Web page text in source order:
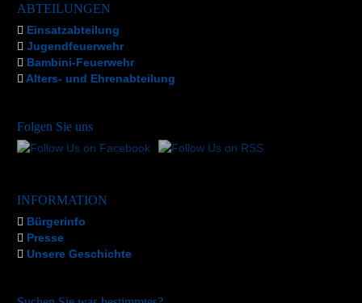
ABTEILUNGEN
Einsatzabteilung
Jugendfeuerwehr
Bambini-Feuerwehr
Alters- und Ehrenabteilung
Folgen Sie uns
INFORMATION
Bürgerinfo
Presse
Unsere Geschichte